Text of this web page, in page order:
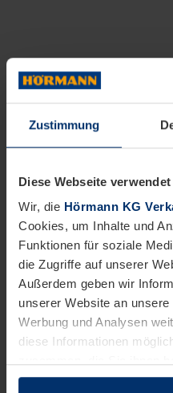
Zustimmung
Diese Webseite
Wir, die Hörmann KG
Cookies, um Inhalte und
Funktionen für soziale
die Zugriffe auf unserer
Außerdem geben wir
unserer Website an
Werbung und Analysen
diese Informationen
sie im Rahmen Ihrer